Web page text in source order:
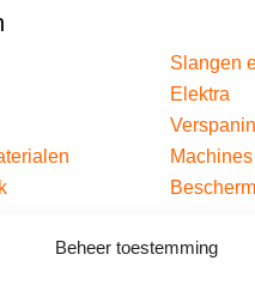
Beheer toestemming
Slangen
Elektra
Machines